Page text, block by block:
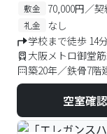
敷金 70,000円／
礼金
なし
学校まで徒歩 14
大阪メトロ御堂
築20年／鉄骨7階
空室確認